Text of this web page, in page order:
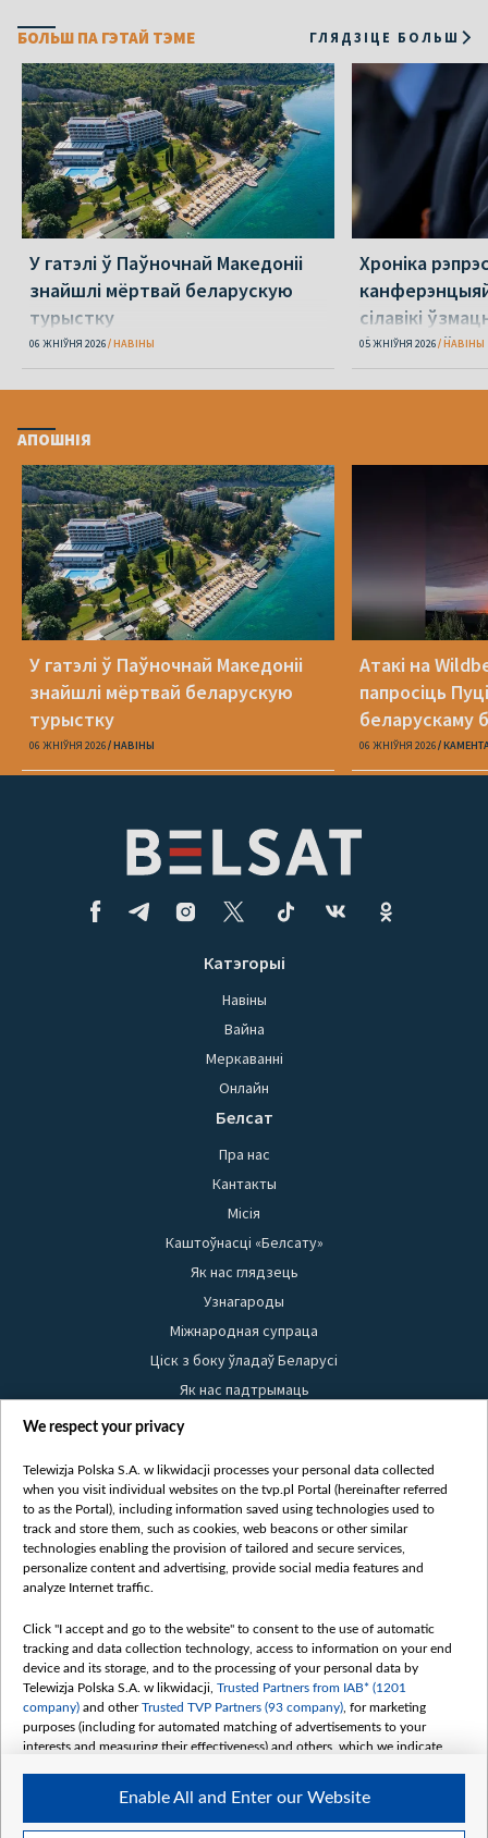
БОЛЬШ ПА ГЭТАЙ ТЭМЕ ГЛЯДЗІЦЕ БОЛЬШ
У гатэлі ў Паўночнай Македоніі
знайшлі мёртвай беларускую
турыстку
06 ЖНІЎНЯ 2026 НАВІНЫ
Хроніка
сілавікі
беларусаў
05 ЖНІЎНЯ 2026 НАВІНЫ
АПОШНІЯ
У гатэлі ў Паўночнай Македоніі
знайшлі мёртвай беларускую
турыстку
06 ЖНІЎНЯ 2026 НАВІНЫ
Атакі на
папросіць
беларускаму
06 ЖНІЎНЯ 2026
Катэгорыі
Навіны
Вайна
Меркаванні
Онлайн
Белсат
Пра нас
Кантакты
Місія
Каштоўнасці «Белсату»
Як нас глядзець
Узнагароды
Міжнародная супраца
Ціск з боку ўладаў Беларусі
Як нас падтрымаць
Правілы выкарыстання матэрыялаў
Бяспека
Youtube
Белсат news
Белсат Shorts
Жэстачайшы мульт
Belsat English
Biełsat PL
Белсат Now
Белсат History
Белсат Music
Белсат Doc
We respect your privacy
Telewizja Polska S.A. w likwidacji processes your personal data collected
when you visit individual websites on the tvp.pl Portal (hereinafter referred
to as the Portal), including information saved using technologies used to
track and store them, such as cookies, web beacons or other similar
technologies enabling the provision of tailored and secure services,
personalize content and advertising, provide social media features and
analyze Internet traffic.
Click "I accept and go to the website" to consent to the use of automatic
tracking and data collection technology, access to information on your end
device and its storage, and to the processing of your personal data by
Telewizja Polska S.A. w likwidacji, Trusted Partners from IAB* (1201
company) and otherTrusted TVP Partners (93 company) , for marketing
purposes (including for automated matching of advertisements to your
interests and measuring their effectiveness) and others, which we indicate
The purposes of processing your data by TVP S.A. w likwidacji are as
follows:
Enable All and Enter our Website